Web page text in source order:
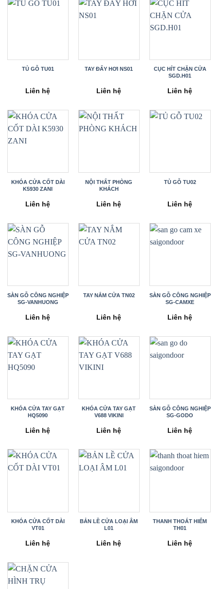
TỦ GỖ TU01
Liên hệ
TAY ĐẨY HƠI NS01
Liên hệ
CỤC HÍT CHẶN CỬA
SGD.H01
Liên hệ
KHÓA CỬA CỐT DÀI
K5930 ZANI
Liên hệ
NỘI THẤT PHÒNG
KHÁCH
Liên hệ
TỦ GỖ TU02
Liên hệ
SÀN GỖ CÔNG NGHIỆP
SG-VANHUONG
Liên hệ
TAY NẮM CỬA TN02
Liên hệ
SÀN GỖ CÔNG NGHIỆP
SG-CAMXE
Liên hệ
KHÓA CỬA TAY GẠT
HQ5090
Liên hệ
KHÓA CỬA TAY GẠT
V688 VIKINI
Liên hệ
SÀN GỖ CÔNG NGHIỆP
SG-GODO
Liên hệ
KHÓA CỬA CỐT DÀI
VT01
Liên hệ
BẢN LỀ CỬA LOẠI ÂM
L01
Liên hệ
THANH THOÁT HIỂM
TH01
Liên hệ